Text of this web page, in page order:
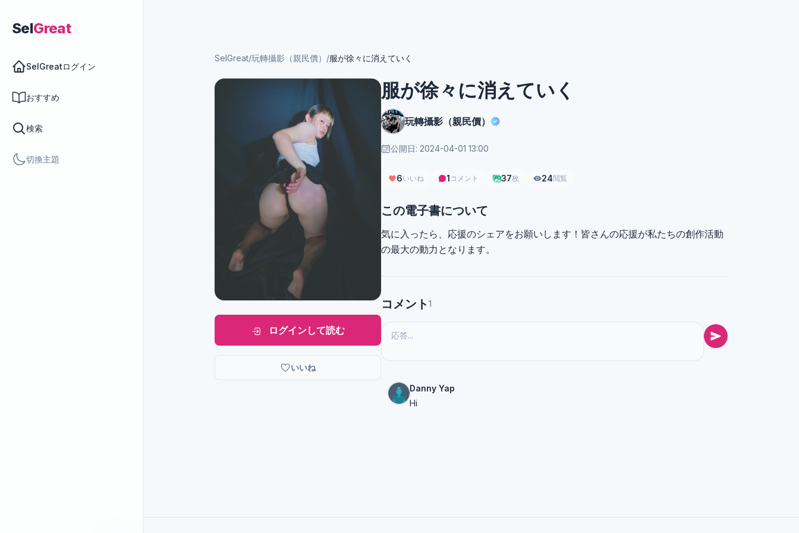
SelGreat
SelGreatログイン
おすすめ
検索
切換主題
SelGreat/玩轉攝影（親民價） /服が徐々に消えていく
ログインして読む
いいね
服が徐々に消えていく
玩轉攝影（親民價）
公開日: 2024-04-01 13:00
6いいね 1 コメント 37枚 24閲覧
この電子書について
気に入ったら、応援のシェアをお願いします！皆さんの応援が私たちの創作活動
の最大の動力となります。
コメント 1
Danny Yap
Hi